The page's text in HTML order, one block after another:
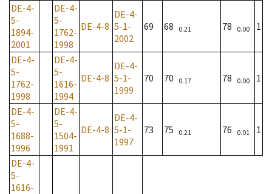
DE-4-
5-
1894-
2001
DE-4-
5-
1762-
1998
DE-4-8
DE-4-
5-1-
2002
69 68 0.21 78 0.00 1
DE-4-
5-
1762-
1998
DE-4-
5-
1616-
1994
DE-4-8
DE-4-
5-1-
1999
70 70 0.17 78 0.00 1
DE-4-
5-
1688-
1996
DE-4-
5-
1504-
1991
DE-4-8
DE-4-
5-1-
1997
73 75 0.21 76 0.01 1
DE-4-
5-
1616-